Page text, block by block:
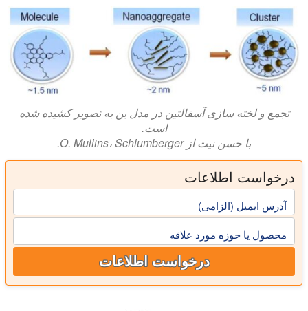
تجمع و لخته سازی آسفالتین در مدل ین به تصویر کشیده شده
است.
با حسن نیت از O. Mullins، Schlumberger.
درخواست اطلاعات
آدرس ایمیل (الزامی)
محصول یا حوزه مورد علاقه
درخواست اطلاعات